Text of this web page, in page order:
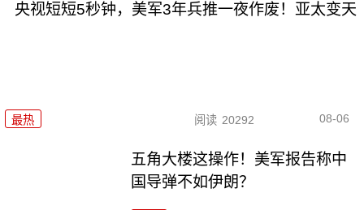
央视短短5秒钟，美军3年兵推一夜作废！亚太变天
最热 阅读 20292 08-06
五角大楼这操作！美军报告称中
国导弹不如伊朗？